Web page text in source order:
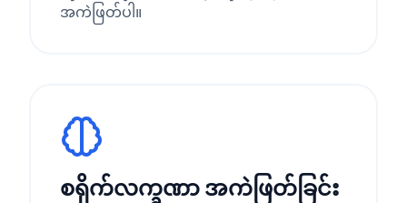
အကဲဖြတ်ပါ။
စရိုက်လက္ခဏာ အကဲဖြတ်ခြင်း